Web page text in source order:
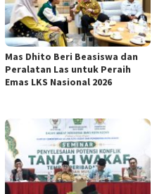
Mas Dhito Beri Beasiswa dan
Peralatan Las untuk Peraih
Emas LKS Nasional 2026